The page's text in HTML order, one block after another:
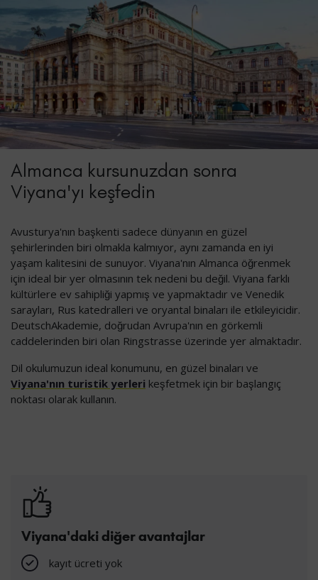
Almanca kursunuzdan sonra
Viyana'yı keşfedin
Avusturya'nın başkenti sadece dünyanın en güzel
şehirlerinden biri olmakla kalmıyor, aynı zamanda en iyi
yaşam kalitesini de sunuyor. Viyana'nın Almanca öğrenmek
için ideal bir yer olmasının tek nedeni bu değil. Viyana farklı
kültürlere ev sahipliği yapmış ve yapmaktadır ve Venedik
sarayları, Rus katedralleri ve oryantal binaları ile etkileyicidir.
DeutschAkademie, doğrudan Avrupa'nın en görkemli
caddelerinden biri olan Ringstrasse üzerinde yer almaktadır.
Dil okulumuzun ideal konumunu, en güzel binaları ve
Viyana'nın turistik yerleri keşfetmek için bir başlangıç
noktası olarak kullanın.
Viyana'daki diğer avantajlar
kayıt ücreti yok